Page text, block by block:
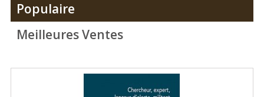
Populaire
Meilleures Ventes